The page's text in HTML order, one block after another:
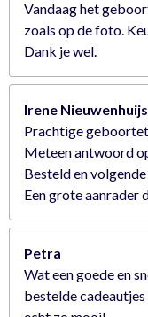
Vandaag het
zoals op de foto.
Dank je wel.
Irene Nieuwenhuijs
Prachtige
Meteen antwoord
Besteld en
Een grote aanrader
Petra
Wat een goede en
bestelde